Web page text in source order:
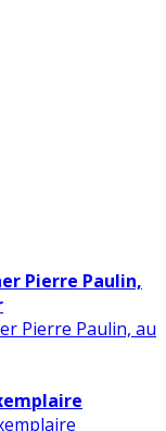
Pierre Paulin,